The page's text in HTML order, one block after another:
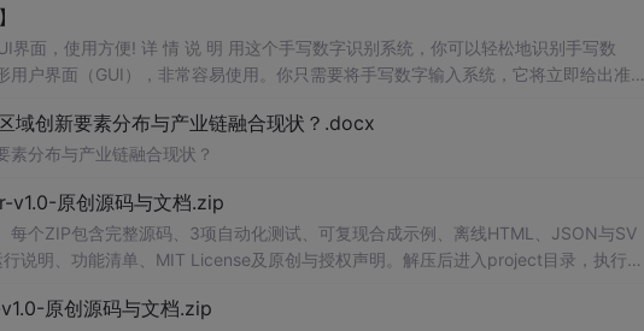
以及如何设计模板和连接数据源。
界面，使用方便! 详 情 说 明 用这个手写数字识别系统，你可以轻松地识别手写数
户界面（GUI），非常容易使用。你只需要将手写数字输入系统，它将立即给出准确
域创新要素分布与产业链融合现状？.docx
分布与产业链融合现状？
原创源码与文档.zip
每个ZIP包含完整源码、3项自动化测试、可复现合成示例、离线HTML、JSON与SV
说明、功能清单、MIT License及原创与授权声明。解压后进入project目录，执行np
材。适合前端开发、AI应用工程、测试审计和课程实践。
原创源码与文档.zip